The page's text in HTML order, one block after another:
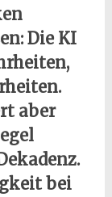
Die KI
aber
bei